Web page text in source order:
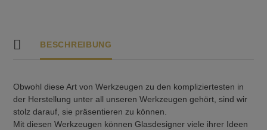
BESCHREIBUNG
Obwohl diese Art von Werkzeugen zu den kompliziertesten in
der Herstellung unter all unseren Werkzeugen gehört, sind wir
stolz darauf, sie präsentieren zu können.
Mit diesen Werkzeugen können Glasdesigner viele ihrer Ideen